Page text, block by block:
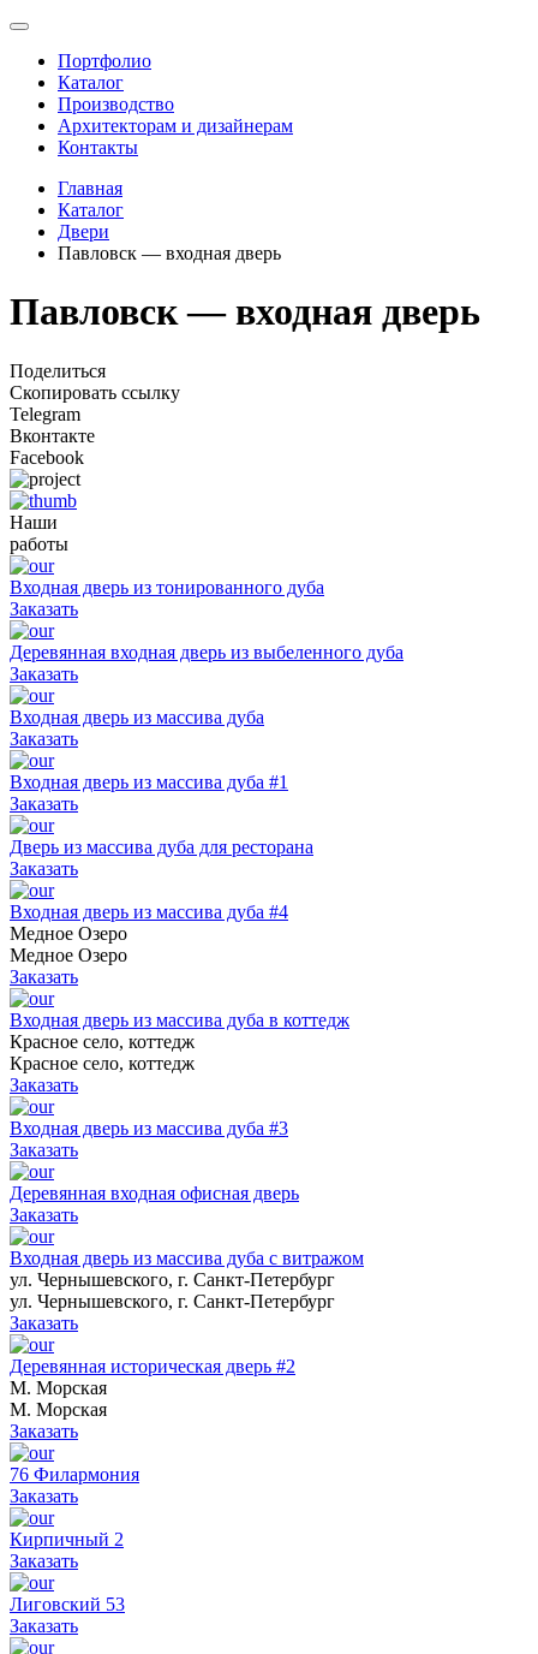
Портфолио
Каталог
Производство
Архитекторам и дизайнерам
Контакты
Главная
Каталог
Двери
Павловск — входная дверь
Павловск — входная дверь
Поделиться
Скопировать ссылку
Telegram
Вконтакте
Facebook
Наши
работы
Входная дверь из тонированного дуба
Заказать
Деревянная входная дверь из выбеленного дуба
Заказать
Входная дверь из массива дуба
Заказать
Входная дверь из массива дуба #1
Заказать
Дверь из массива дуба для ресторана
Заказать
Входная дверь из массива дуба #4
Медное Озеро
Медное Озеро
Заказать
Входная дверь из массива дуба в коттедж
Красное село, коттедж
Красное село, коттедж
Заказать
Входная дверь из массива дуба #3
Заказать
Деревянная входная офисная дверь
Заказать
Входная дверь из массива дуба с витражом
ул. Чернышевского, г. Санкт-Петербург
ул. Чернышевского, г. Санкт-Петербург
Заказать
Деревянная историческая дверь #2
М. Морская
М. Морская
Заказать
76 Филармония
Заказать
Кирпичный 2
Заказать
Лиговский 53
Заказать